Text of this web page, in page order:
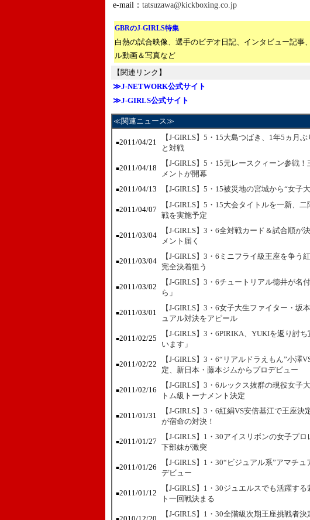
e-mail： tatsuzawa@kickboxing.co.jp
GBRのJ-GIRLS特集
白熱の試合映像、選手のビデオ日記、インタビュー記事
ル動画＆写真など
【関連リンク】
≫J-NETWORK公式サイト
≫J-GIRLS公式サイト
≪関連ニュース≫
■2011/04/21
【J-GIRLS】5・15大島つばき、1年5ヵ月
と対戦
■2011/04/18
【J-GIRLS】5・15元レースクィーン参戦
メントが開幕
■2011/04/13 【J-GIRLS】5・15被災地の宮城から“女子
■2011/04/07
【J-GIRLS】5・15大会タイトルを一新、
戦を実施予定
■2011/03/04
【J-GIRLS】3・6全対戦カード＆試合順が
メント届く
■2011/03/04
【J-GIRLS】3・6ミニフライ級王座を争う
完全決着狙う
■2011/03/02
【J-GIRLS】3・6チュートリアル徳井が名
ら」
■2011/03/01
【J-GIRLS】3・6女子大生ファイター・坂
ュアル対決をアピール
■2011/02/25
【J-GIRLS】3・6PIRIKA、YUKIを返り討
います」
■2011/02/22
【J-GIRLS】3・6“リアルドラえもん”小澤
定、新日本・藤本ジムからプロデビュー
■2011/02/16
【J-GIRLS】3・6ルックス抜群の現役女子
トム級トーナメント決定
■2011/01/31
【J-GIRLS】3・6紅絹VS安倍基江で王座
が宿命の対決！
■2011/01/27
【J-GIRLS】1・30アイスリボンの女子プ
下部妹が激突
■2011/01/26
【J-GIRLS】1・30“ビジュアル系”アマチ
デビュー
■2011/01/12
【J-GIRLS】1・30ジュエルスでも活躍す
ト一回戦決まる
【J-GIRLS】1・30全階級次期王座挑戦者